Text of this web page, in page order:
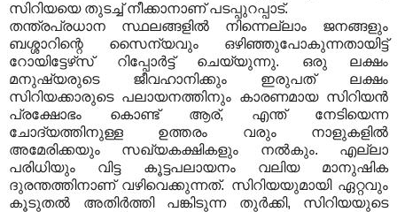
സിറിയയെ തുടച്ച് നീക്കാനാണ് പടപ്പുറപ്പാട്.
തന്ത്രപ്രധാന സ്ഥലങ്ങളില്‍ നിന്നെല്ലാം ജനങ്ങളും
ബശ്ശാറിന്റെ സൈന്യവും ഒഴിഞ്ഞുപോകുന്നതായിട്ട്
റോയിട്ടേഴ്‌സ് റിപ്പോര്‍ട്ട് ചെയ്യുന്നു. ഒരു ലക്ഷം
മനുഷ്യരുടെ ജീവഹാനിക്കും ഇരുപത് ലക്ഷം
സിറിയക്കാരുടെ പലായനത്തിനും കാരണമായ സിറിയന്‍
പ്രക്ഷോഭം കൊണ്ട് ആര്, എന്ത് നേടിയെന്ന
ചോദ്യത്തിനുള്ള ഉത്തരം വരും നാളുകളില്‍
അമേരിക്കയും സഖ്യകക്ഷികളും നല്‍കും. എല്ലാ
പരിധിയും വിട്ട കൂട്ടപലായനം വലിയ മാനുഷിക
ദുരന്തത്തിനാണ് വഴിവെക്കുന്നത്. സിറിയയുമായി ഏറ്റവും
കൂടുതല്‍ അതിര്‍ത്തി പങ്കിടുന്ന തുര്‍ക്കി, സിറിയയുടെ